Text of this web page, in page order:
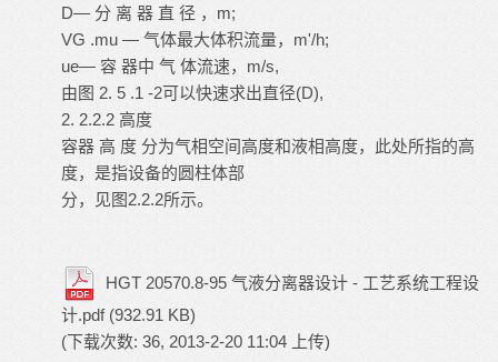
D— 分 离 器 直 径 ，m;
VG .mu — 气体最大体积流量，m'/h;
ue— 容 器中 气 体流速，m/s,
由图 2. 5 .1 -2可以快速求出直径(D),
2. 2.2.2 高度
容器 高 度 分为气相空间高度和液相高度，此处所指的高
度，是指设备的圆柱体部
分，见图2.2.2所示。
HGT 20570.8-95 气液分离器设计 - 工艺系统工程设
计.pdf (932.91 KB)
(下载次数: 36, 2013-2-20 11:04 上传)